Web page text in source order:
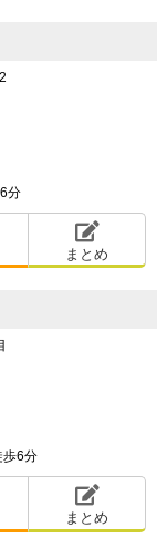
分
まとめ
歩6分
まとめ